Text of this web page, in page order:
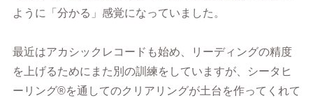
ように「分かる」感覚になっていました。
最近はアカシックレコードも始め、リーディングの精度
を上げるためにまた別の訓練をしていますが、シータヒ
ーリング®︎を通してのクリアリングが土台を作ってくれて